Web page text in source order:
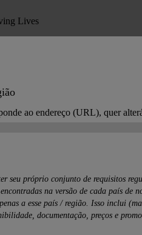
Lives
ao endereço (URL), quer
seu próprio conjunto de requisitos
na versão de cada país de
a esse país / região. Isso inclui
documentação, preços e
montadores de lâminas